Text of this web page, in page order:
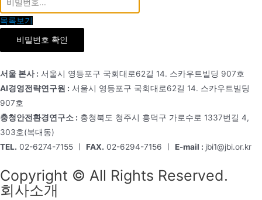
목록보기
비밀번호 확인
서울 본사 : 서울시 영등포구 국회대로62길 14. 스카우트빌딩 907호
AI경영전략연구원 : 서울시 영등포구 국회대로62길 14. 스카우트빌딩
907호
충청안전환경연구소 : 충청북도 청주시 흥덕구 가로수로 1337번길 4,
303호(복대동)
TEL. 02-6274-7155 ㅣ FAX. 02-6294-7156 ㅣ E-mail : jbi1@jbi.or.kr
Copyright © All Rights Reserved.
회사소개